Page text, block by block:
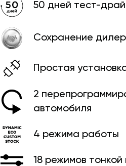
50 дней тест-
Сохранение
Простая
2
автомобиля
4 режима работы
18 режимов тонкой